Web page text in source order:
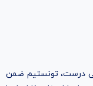
درست، تونستیم ضمن